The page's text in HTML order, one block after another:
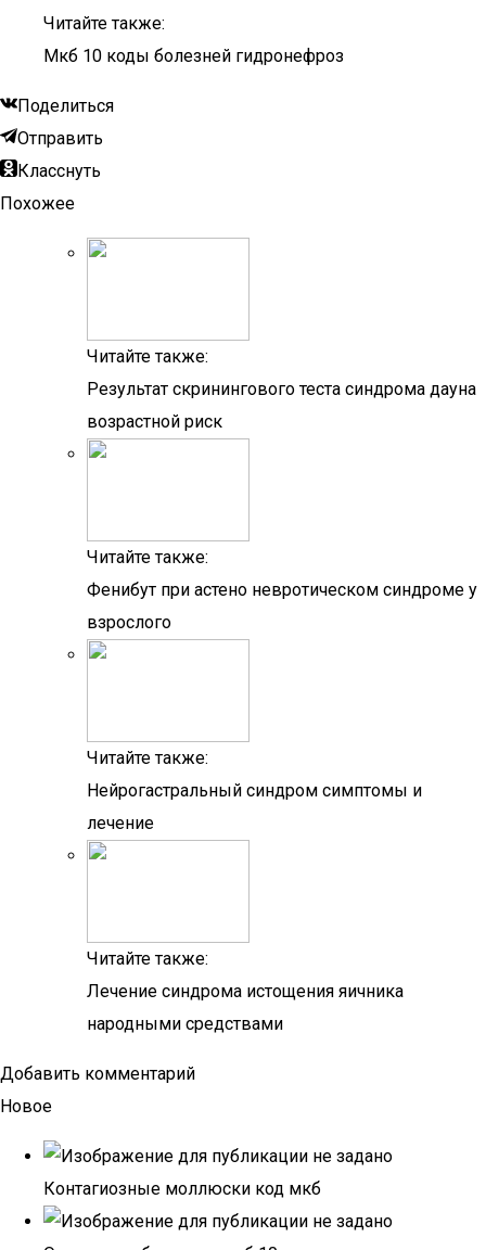
Читайте также:
Мкб 10 коды болезней гидронефроз
Поделиться
Отправить
Класснуть
Похожее
Читайте также:
Результат скринингового теста синдрома дауна
возрастной риск
Читайте также:
Фенибут при астено невротическом синдроме у
взрослого
Читайте также:
Нейрогастральный синдром симптомы и
лечение
Читайте также:
Лечение синдрома истощения яичника
народными средствами
Добавить комментарий
Новое
Контагиозные моллюски код мкб